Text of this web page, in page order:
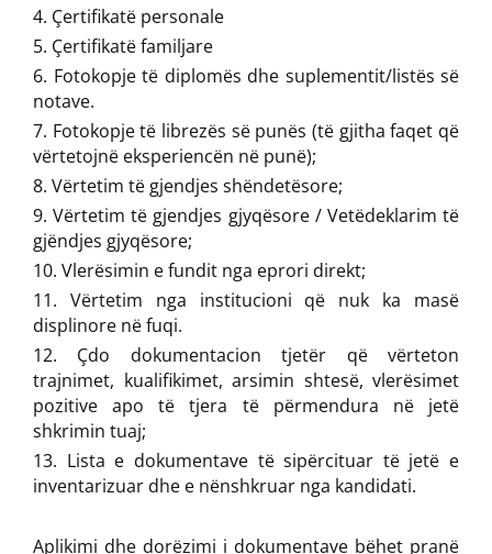
Çertifikatë personale
Çertifikatë familjare
Fotokopje të diplomës dhe suplementit/listës së
notave.
Fotokopje të librezës së punës (të gjitha faqet që
vërtetojnë eksperiencën në punë);
Vërtetim të gjendjes shëndetësore;
Vërtetim të gjendjes gjyqësore / Vetëdeklarim të
gjëndjes gjyqësore;
Vlerësimin e fundit nga eprori direkt;
Vërtetim nga institucioni që nuk ka masë
displinore në fuqi.
Çdo dokumentacion tjetër që vërteton
trajnimet, kualifikimet, arsimin shtesë, vlerësimet
pozitive apo të tjera të përmendura në jetë
shkrimin tuaj;
Lista e dokumentave të sipërcituar të jetë e
inventarizuar dhe e nënshkruar nga kandidati.
Aplikimi dhe dorëzimi i dokumentave bëhet pranë